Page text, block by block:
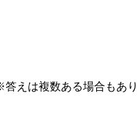
えは複数ある場合もあり